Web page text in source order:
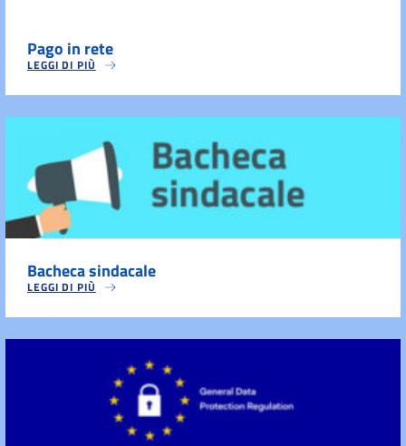
Pago in rete
LEGGI DI PIÙ
Bacheca sindacale
LEGGI DI PIÙ